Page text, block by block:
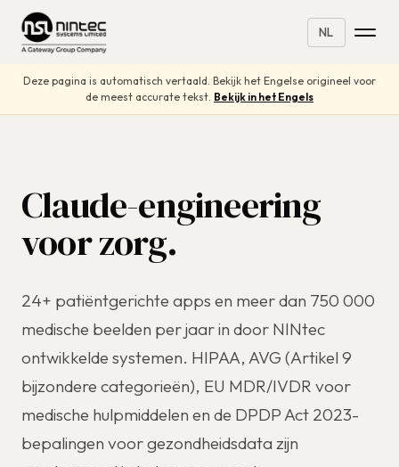
NL
Deze pagina is automatisch vertaald. Bekijk het Engelse origineel voor
de meest accurate tekst. Bekijk in het Engels
Claude-engineering
voor zorg.
24+ patiëntgerichte apps en meer dan 750 000
medische beelden per jaar in door NINtec
ontwikkelde systemen. HIPAA, AVG (Artikel 9
bijzondere categorieën), EU MDR/IVDR voor
medische hulpmiddelen en de DPDP Act 2023-
bepalingen voor gezondheidsdata zijn